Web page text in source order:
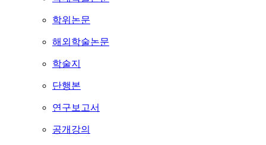
학위논문
해외학술논문
학술지
단행본
연구보고서
공개강의